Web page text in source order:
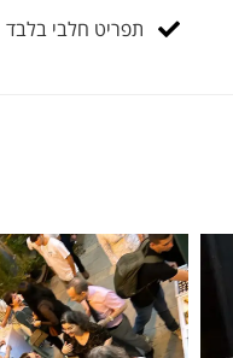
תפריט חלבי בלבד